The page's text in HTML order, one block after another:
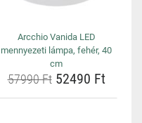
Arcchio Vanida LED
mennyezeti lámpa, fehér, 40
cm
57990 Ft52490 Ft